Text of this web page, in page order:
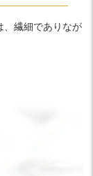
、繊細でありなが